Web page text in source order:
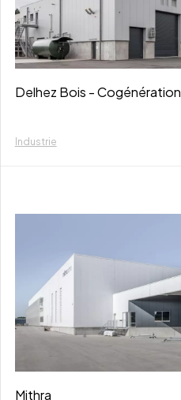
Delhez Bois - Cogénération
Industrie
Mithra